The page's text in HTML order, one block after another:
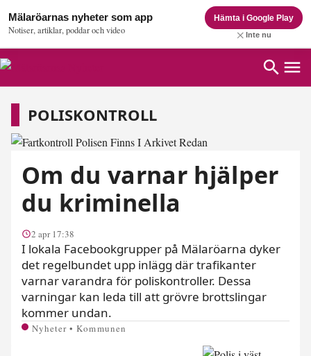
Mälaröarnas nyheter som app
Notiser, artiklar, poddar och video
Hämta i Google Play
Inte nu
Poliskontroll
POLISKONTROLL
Om du varnar hjälper
du kriminella
2 apr 17:38
I lokala Facebookgrupper på Mälaröarna dyker
det regelbundet upp inlägg där trafikanter
varnar varandra för poliskontroller. Dessa
varningar kan leda till att grövre brottslingar
kommer undan.
Nyheter • Kommunen